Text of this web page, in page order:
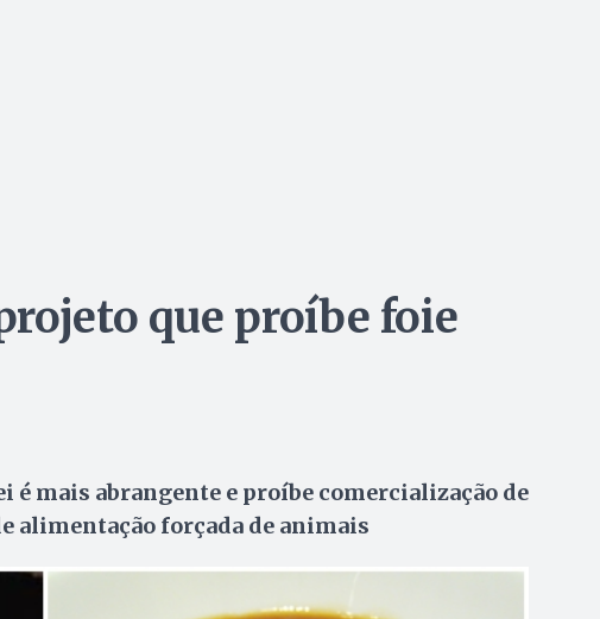
que proíbe foie
é mais abrangente e proíbe comercialização de
alimentação forçada de animais